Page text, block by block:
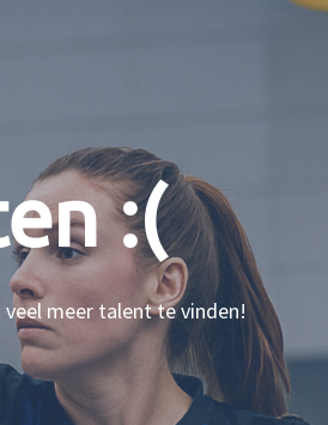
:(
veel meer talent te vinden!